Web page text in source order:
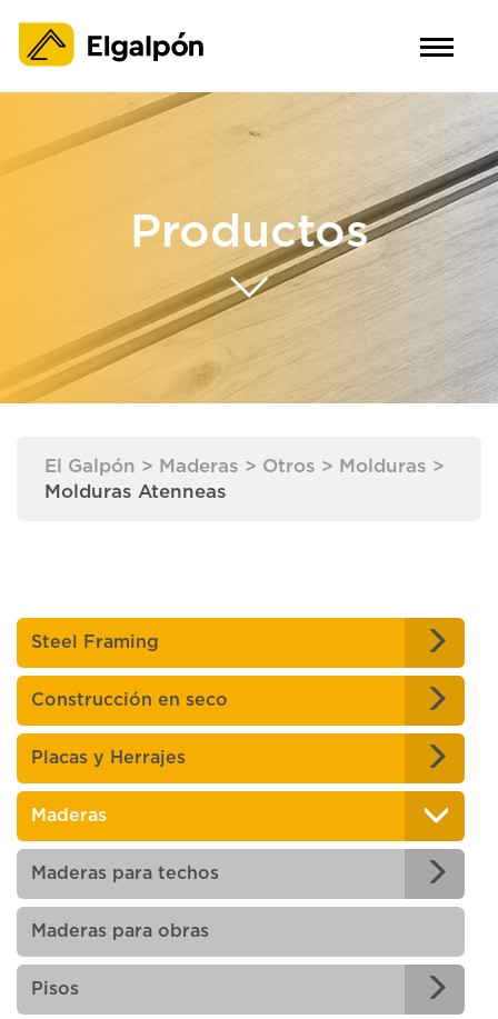
Productos
El Galpón > Maderas > Otros > Molduras >
Molduras Atenneas
Steel Framing
Construcción en seco
Placas y Herrajes
Maderas
Maderas para techos
Maderas para obras
Pisos